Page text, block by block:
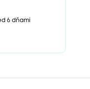
6 dňami